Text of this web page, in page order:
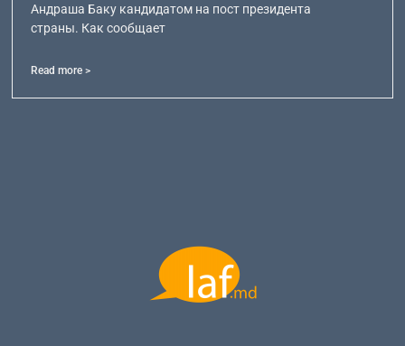
Андраша Баку кандидатом на пост президента
страны. Как сообщает
Read more >